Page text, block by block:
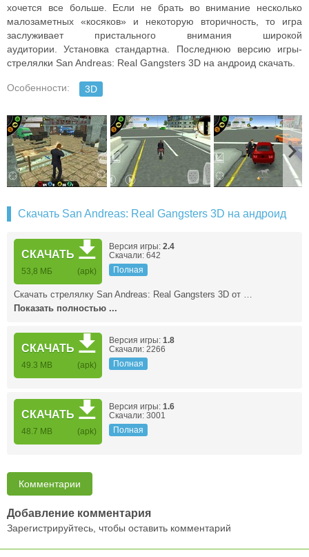
хочется все больше. Если не брать во внимание несколько
малозаметных «косяков» и некоторую вторичность, то игра
заслуживает пристального внимания широкой
аудитории.Установка стандартна.
Последнюю версию игры-
стрелялки San Andreas: Real Gangsters 3D на андроид скачать.
Особенности: 3D
Скачать San Andreas: Real Gangsters 3D на андроид
СКАЧАТЬ
53,8 МБ (apk)
Версия игры: 2.4
Скачали: 642
Полная
Скачать стрелялку San Andreas: Real Gangsters 3D от …
Показать полностью ...
СКАЧАТЬ
49.3 MB (apk)
Версия игры: 1.8
Скачали: 2266
Полная
СКАЧАТЬ
48.7 MB (apk)
Версия игры: 1.6
Скачали: 3001
Полная
Комментарии
Добавление комментария
Зарегистрируйтесь, чтобы оставить комментарий